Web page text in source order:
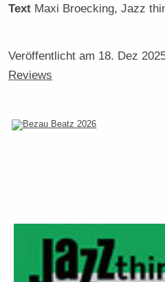
Text Maxi Broecking, Jazz
Veröffentlicht am 18. Dez
Reviews